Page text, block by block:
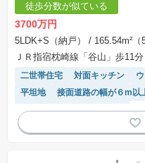
徒歩分数が似ている
3700万円
5LDK+S（納戸） / 165.54m²（
ＪＲ指宿枕崎線「谷山」歩11分
二世帯住宅 対面キッチン
平坦地
接面道路の幅が６m以
閑静な住宅地
陽当り良好